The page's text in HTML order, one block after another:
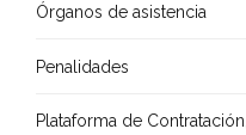
Órganos de asistencia
Penalidades
Plataforma de